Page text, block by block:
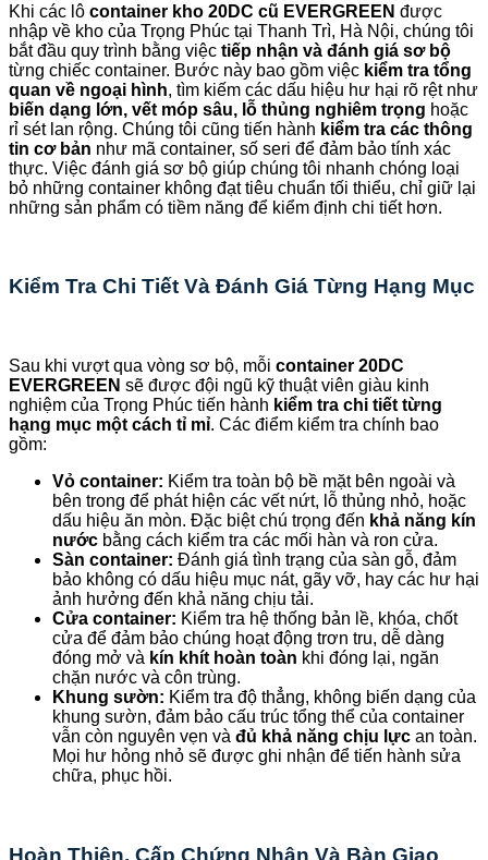
Khi các lô container kho 20DC cũ EVERGREEN được
nhập về kho của Trọng Phúc tại Thanh Trì, Hà Nội, chúng tôi
bắt đầu quy trình bằng việc tiếp nhận và đánh giá sơ bộ
từng chiếc container. Bước này bao gồm việc kiểm tra tổng
quan về ngoại hình, tìm kiếm các dấu hiệu hư hại rõ rệt như
biến dạng lớn, vết móp sâu, lỗ thủng nghiêm trọng hoặc
rỉ sét lan rộng. Chúng tôi cũng tiến hành kiểm tra các thông
tin cơ bản như mã container, số seri để đảm bảo tính xác
thực. Việc đánh giá sơ bộ giúp chúng tôi nhanh chóng loại
bỏ những container không đạt tiêu chuẩn tối thiểu, chỉ giữ lại
những sản phẩm có tiềm năng để kiểm định chi tiết hơn.
Kiểm Tra Chi Tiết Và Đánh Giá Từng Hạng Mục
Sau khi vượt qua vòng sơ bộ, mỗi container 20DC
EVERGREEN sẽ được đội ngũ kỹ thuật viên giàu kinh
nghiệm của Trọng Phúc tiến hành kiểm tra chi tiết từng
hạng mục một cách tỉ mỉ. Các điểm kiểm tra chính bao
gồm:
Vỏ container: Kiểm tra toàn bộ bề mặt bên ngoài và
bên trong để phát hiện các vết nứt, lỗ thủng nhỏ, hoặc
dấu hiệu ăn mòn. Đặc biệt chú trọng đến khả năng kín
nước bằng cách kiểm tra các mối hàn và ron cửa.
Sàn container: Đánh giá tình trạng của sàn gỗ, đảm
bảo không có dấu hiệu mục nát, gãy vỡ, hay các hư hại
ảnh hưởng đến khả năng chịu tải.
Cửa container: Kiểm tra hệ thống bản lề, khóa, chốt
cửa để đảm bảo chúng hoạt động trơn tru, dễ dàng
đóng mở và kín khít hoàn toàn khi đóng lại, ngăn
chặn nước và côn trùng.
Khung sườn: Kiểm tra độ thẳng, không biến dạng của
khung sườn, đảm bảo cấu trúc tổng thể của container
vẫn còn nguyên vẹn và đủ khả năng chịu lực an toàn.
Mọi hư hỏng nhỏ sẽ được ghi nhận để tiến hành sửa
chữa, phục hồi.
Hoàn Thiện, Cấp Chứng Nhận Và Bàn Giao